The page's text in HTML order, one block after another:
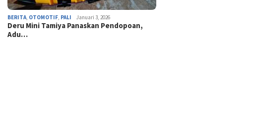
BERITA, OTOMOTIF, PALI Januari 3, 2026
Deru Mini Tamiya Panaskan Pendopoan,
Adu…